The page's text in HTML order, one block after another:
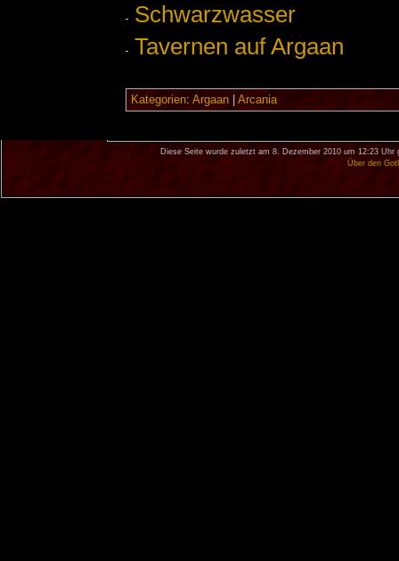
Schwarzwasser
Tavernen auf Argaan
Kategorien: Argaan| Arcania
Diese Seite wurde zuletzt am 8. Dezember 2010 um 12:23 Uhr
Über den